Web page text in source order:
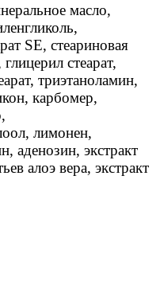
масло,
SE, стеариновая
стеарат,
триэтаноламин,
карбомер,
лимонен,
аденозин, экстракт
алоэ вера, экстракт